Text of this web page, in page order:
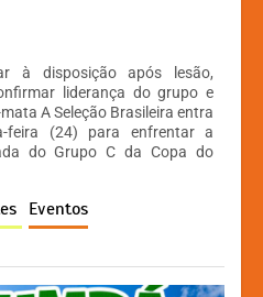
à disposição após lesão,
liderança do grupo e
A Seleção Brasileira entra
feira (24) para enfrentar a
do Grupo C da Copa do
Eventos